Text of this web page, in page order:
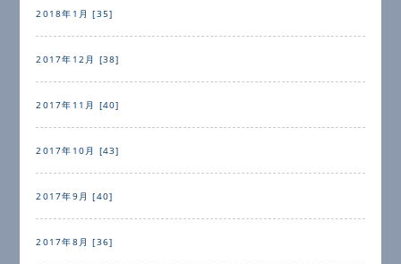
2018年1月 [35]
2017年12月 [38]
2017年11月 [40]
2017年10月 [43]
2017年9月 [40]
2017年8月 [36]